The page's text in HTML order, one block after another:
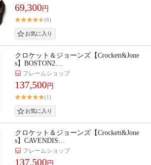
69,300円
(6)
クロケット＆ジョーンズ【Crockett&Jone
s】BOSTON2…
フレームショップ
137,500円
(1)
クロケット＆ジョーンズ【Crockett&Jone
s】CAVENDIS…
フレームショップ
137,500円